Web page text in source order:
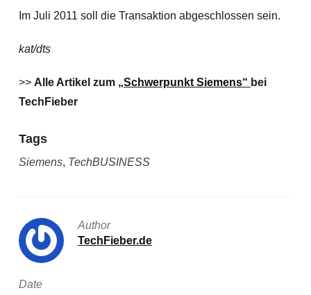
Im Juli 2011 soll die Transaktion abgeschlossen sein.
kat/dts
>> Alle Artikel zum „Schwerpunkt Siemens“ bei
TechFieber
Tags
Siemens, TechBUSINESS
Author
TechFieber.de
Date